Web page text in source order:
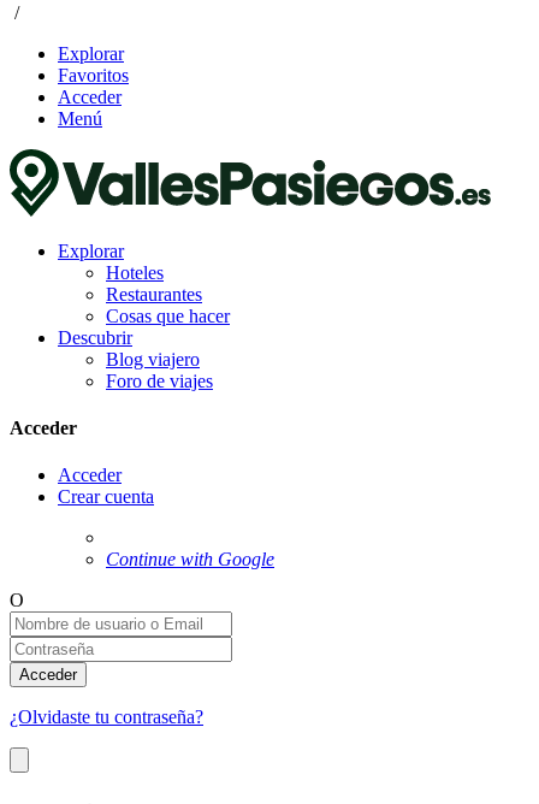
/
Explorar
Favoritos
Acceder
Menú
Explorar
Hoteles
Restaurantes
Cosas que hacer
Descubrir
Blog viajero
Foro de viajes
Acceder
Acceder
Crear cuenta
Continue with Google
O
Acceder
¿Olvidaste tu contraseña?